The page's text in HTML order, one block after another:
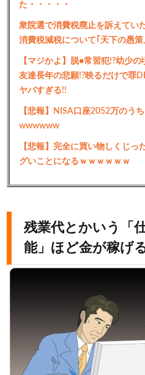
た・・・・・
衆院選で消費税廃止を訴えてい
消費税減税について｢天下の愚策
【マジかよ】脱●常習犯!?幼少
友達長年の悲願!?映るだけで罪
ヤバすぎる!!
【悲報】NISA口座2052万のう
wwwwww
【悲報】完全に買い物しくじっ
グいことになるｗｗｗｗｗｗ
残業代とかいう「
能」ほど金が稼げ